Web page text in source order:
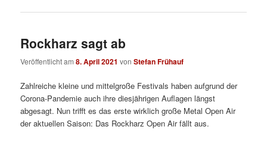
Rockharz sagt ab
Veröffentlicht am8. April 2021 vonStefan Frühauf
Zahlreiche kleine und mittelgroße Festivals haben aufgrund der
Corona-Pandemie auch ihre diesjährigen Auflagen längst
abgesagt. Nun trifft es das erste wirklich große Metal Open Air
der aktuellen Saison: Das Rockharz Open Air fällt aus.